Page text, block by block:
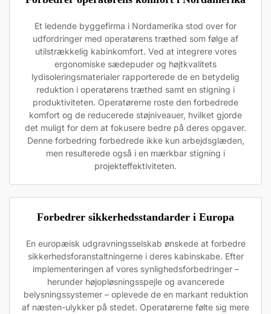
Et ledende byggefirma i Nordamerika stod over for
udfordringer med operatørens træthed som følge af
utilstrækkelig kabinkomfort. Ved at integrere vores
ergonomiske sædepuder og højtkvalitets
lydisoleringsmaterialer rapporterede de en betydelig
reduktion i operatørens træthed samt en stigning i
produktiviteten. Operatørerne roste den forbedrede
komfort og de reducerede støjniveauer, hvilket gjorde
det muligt for dem at fokusere bedre på deres opgaver.
Denne forbedring forbedrede ikke kun arbejdsglæden,
men resulterede også i en mærkbar stigning i
projekteffektiviteten.
Forbedrer sikkerhedsstandarder i Europa
En europæisk udgravningsselskab ønskede at forbedre
sikkerhedsforanstaltningerne i deres kabinskabe. Efter
implementeringen af vores synlighedsforbedringer –
herunder højopløsningsspejle og avancerede
belysningssystemer – oplevede de en markant reduktion
af næsten-ulykker på stedet. Operatørerne følte sig mere